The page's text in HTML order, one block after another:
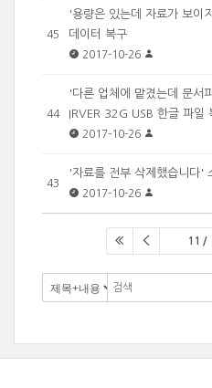
45
'용량은 있는데 자료가 보이
데이터 복구
2017-10-26
44
'다른 업체에 맡겼는데 문서
IRVER 32G USB 한글 파일
2017-10-26
43
'자료를 전부 삭제했습니다'
2017-10-26
11 /